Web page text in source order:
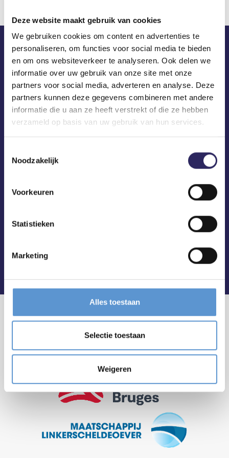
Deze website maakt gebruik van cookies
We gebruiken cookies om content en advertenties te
personaliseren, om functies voor social media te bieden
en om ons websiteverkeer te analyseren. Ook delen we
informatie over uw gebruik van onze site met onze
partners voor social media, adverteren en analyse. Deze
partners kunnen deze gegevens combineren met andere
informatie die u aan ze heeft verstrekt of die ze hebben
verzameld op basis van uw gebruik van hun services.
Noodzakelijk
Voorkeuren
Statistieken
Marketing
Alles toestaan
Selectie toestaan
Weigeren
ECA in je mailbox?